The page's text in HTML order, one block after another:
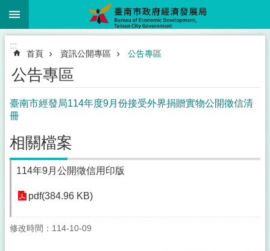
跳到主要內容區塊
:::
首頁 資訊公開專區 公告專區
公告專區
臺南市經發局114年度9月份接受外界捐贈實物公開徵信清
冊
相關檔案
114年9月公開徵信用印版
pdf(384.96 KB)
修改時間：114-10-09